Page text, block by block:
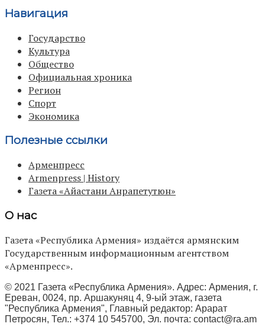
Навигация
Государство
Культура
Общество
Официальная хроника
Регион
Спорт
Экономика
Полезные ссылки
Арменпресс
Armenpress | History
Газета «Айастани Анрапетутюн»
О нас
Газета «Республика Армения» издаётся армянским
Государственным информационным агентством
«Арменпресс».
© 2021 Газета «Республика Армения». Адрес: Армения, г.
Ереван, 0024, пр. Аршакуняц 4, 9-ый этаж, газета
"Республика Армения", Главный редактор: Арарат
Петросян, Тел.: +374 10 545700, Эл. почта: contact@ra.am